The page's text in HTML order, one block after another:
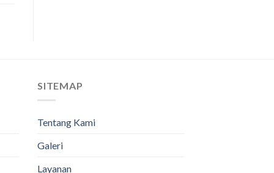
SITEMAP
Tentang Kami
Galeri
Layanan